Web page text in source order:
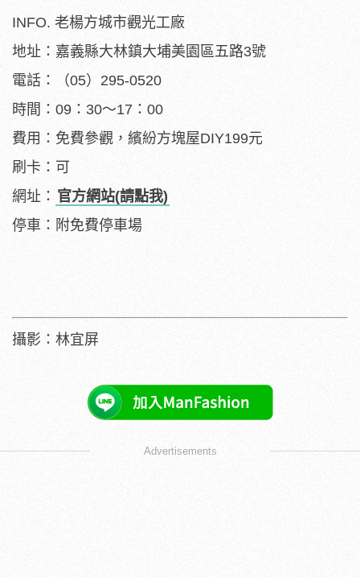
INFO. 老楊方城市觀光工廠
地址：嘉義縣大林鎮大埔美園區五路3號
電話：（05）295-0520
時間：09：30～17：00
費用：免費參觀，繽紛方塊屋DIY199元
刷卡：可
網址： 官方網站(請點我)
停車：附免費停車場
攝影：林宜屏
Advertisements